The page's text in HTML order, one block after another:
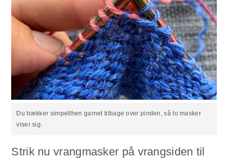
Du trækker simpelthen garnet tilbage over pinden, så to masker
viser sig.
Strik nu vrangmasker på vrangsiden til